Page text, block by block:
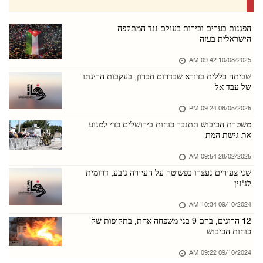
כוחות הכיבוש הציבו מחסום צבאי בכניסה לכפר בתי ...
כוחות הכיבוש ממשיכים לפוצץ בתים ולתקוף אוהלי ...
09/אוגוסט/2026 09:54 PM
מתנחלים הציתו בית במסאפר יטא שמדרום לחברון
09/אוגוסט/2026 09:50 PM
כוחות הכיבוש פלשו לכמה כפרים באזור שכם, ערכו ...
09/אוגוסט/2026 09:48 PM
קמפיין בארה"ב קורא לרופאים להחרים את ההסתדרות ...
הפגנות בערים ובירות בעולם נגד המתקפה
הישראלית בעזה
10/08/2025 09:42 AM
שביתה כללית בדורא שבדרום חברון, בעקבות הריגתו
של עבד אל
08/05/2025 09:24 PM
משטרת הכיבוש תתגבר כוחות בירושלים כדי למנוע
את גישת המת
28/02/2025 09:54 AM
שני צעירים נעצרו בפשיטה על העיירה ג'בע, דרומית
לג'נין
09/10/2024 10:34 AM
12 הרוגים, בהם 9 בני משפחה אחת, בתקיפות של
כוחות הכיבוש
09/10/2024 09:22 AM